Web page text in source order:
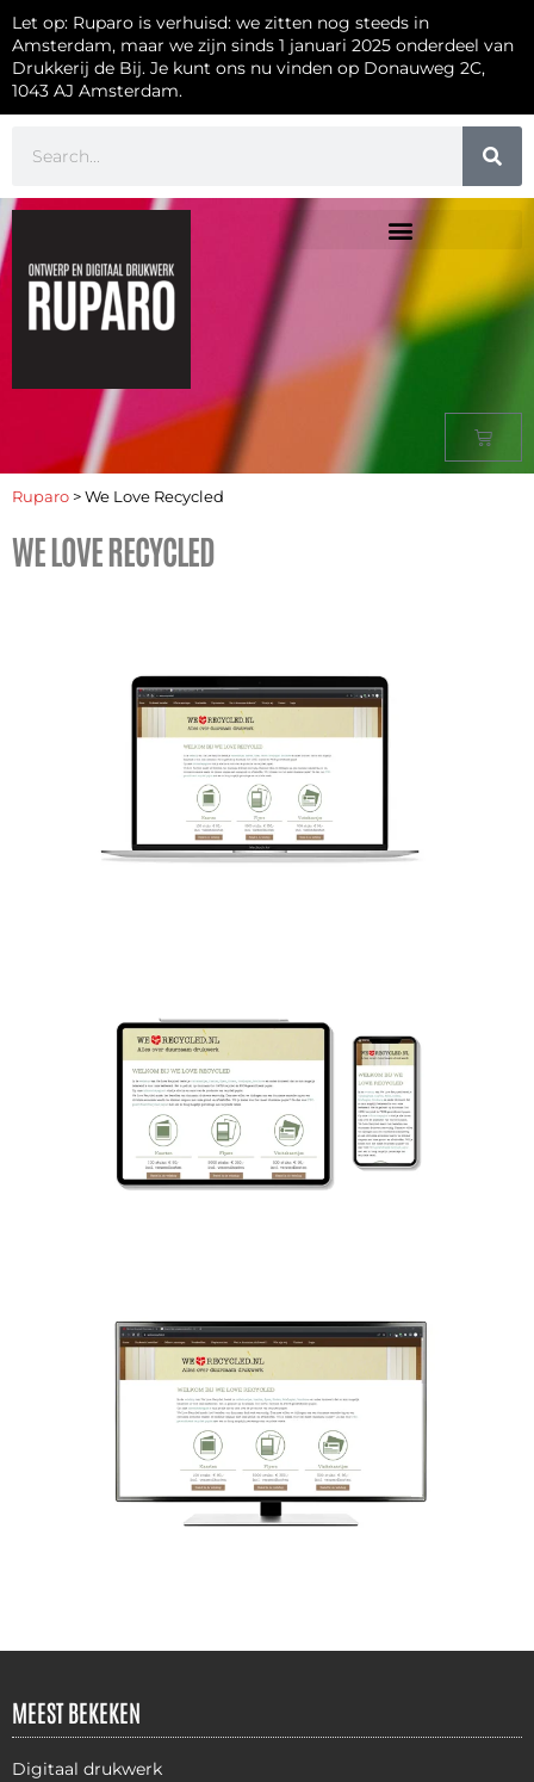
Let op: Ruparo is verhuisd: we zitten nog steeds in
Amsterdam, maar we zijn sinds 1 januari 2025 onderdeel van
Drukkerij de Bij. Je kunt ons nu vinden op Donauweg 2C,
1043 AJ Amsterdam.
Ruparo > We Love Recycled
WE LOVE RECYCLED
MEEST BEKEKEN
Digitaal drukwerk